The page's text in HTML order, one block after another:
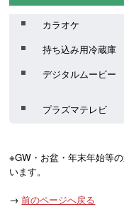
カラオケ
持ち込み用冷蔵庫
デジタルムービー
プラズマテレビ
※GW・お盆・年末年始等
います。
→ 前のページへ戻る